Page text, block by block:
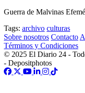
Guerra de Malvinas
Tags: archivo culturas
Sobre nosotros Contacto
Términos y Condiciones
© 2025 El Diario 24 -
- Depositphotos